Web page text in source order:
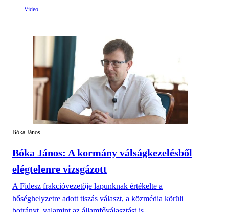
Bóka János
Bóka János: A kormány válságkezelésből
elégtelenre vizsgázott
A Fidesz frakcióvezetője lapunknak értékelte a
hőséghelyzetre adott tiszás választ, a közmédia körüli